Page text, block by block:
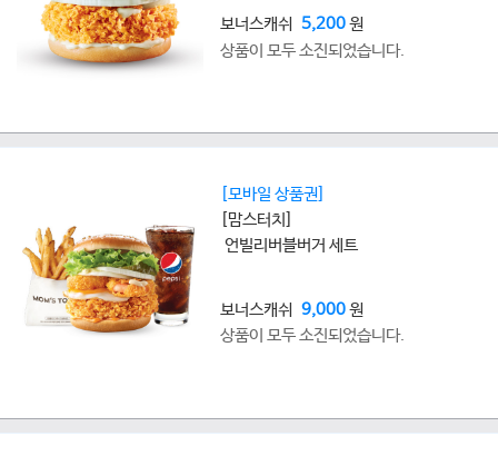
보너스캐쉬 5,200원
상품이 모두 소진되었습니다.
[모바일 상품권]
[맘스터치]
언빌리버블버거 세트
보너스캐쉬 9,000원
상품이 모두 소진되었습니다.